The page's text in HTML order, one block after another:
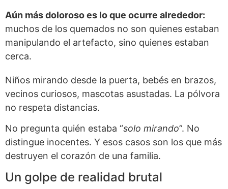
Aún más doloroso es lo que ocurre alrededor:
muchos de los quemados no son quienes estaban
manipulando el artefacto, sino quienes estaban
cerca.
Niños mirando desde la puerta, bebés en brazos,
vecinos curiosos, mascotas asustadas. La pólvora
no respeta distancias.
No pregunta quién estaba “solo mirando”. No
distingue inocentes. Y esos casos son los que más
destruyen el corazón de una familia.
Un golpe de realidad brutal